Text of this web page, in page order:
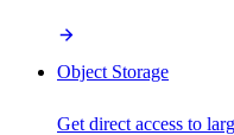
Object Storage
Get direct access to